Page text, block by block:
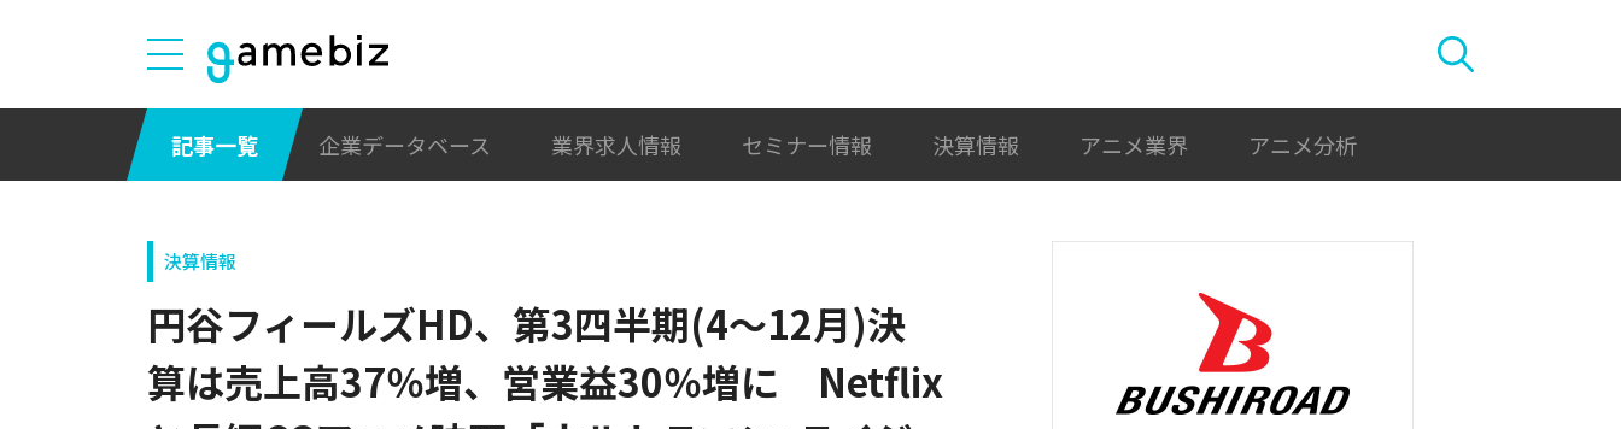
記事一覧 企業データベース 業界求人情報 セミナー情報 決算情報 アニメ業界 アニメ分析
決算情報
円谷フィールズHD、第3四半期(4～12月)決
算は売上高37％増、営業益30％増に Netflix